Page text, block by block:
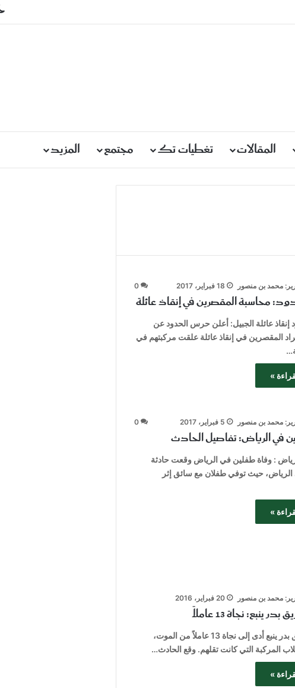
المقالات تغطيات تك مجتمع المزيد
محمد بن منصور 18 فبراير، 2017 0
محاسبة المقصرين في إنقاذ عائلة
عائلة الجبيل: أعلن حرس الحدود عن
المقصرين في إنقاذ عائلة علقت مركبتهم في
»
محمد بن منصور 5 فبراير، 2017 0
في الرياض: تفاصيل الحادث
: وفاة طفلين في الرياض وقعت حادثة
حيث توفي طفلان مع سائق إثر
»
محمد بن منصور 20 فبراير، 2016
ينبع: نجاة 13 عاملاً
انقلاب طريق بدر ينبع أدى إلى نجاة 13 عاملاً من الموت،
المركبة التي كانت تقلهم. وقع الحادث…
»